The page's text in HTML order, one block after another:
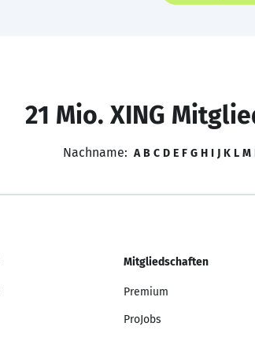
21 Mio. XING
Nachname: A B C D E F G H I J K L M
Mitgliedschaften
Premium
ProJobs